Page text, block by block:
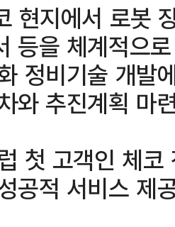
현지에서 로봇
등을 체계적으
정비기술 개발
와 추진계획 마
첫 고객인 체
공적 서비스 제